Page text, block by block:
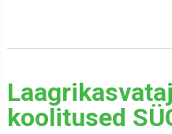
koolitused